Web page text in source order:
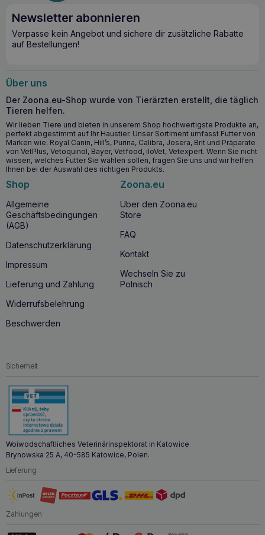
Newsletter abonnieren
Verpasse kein Angebot und sichere dir zusätzliche Rabatte
auf Bestellungen!
Über uns
Der Zoona.eu-Shop wurde von Tierärzten erstellt, die täglich
Tieren helfen.
Wir lieben Tiere und bieten in unserem Shop hochwertigste Produkte an,
perfekt abgestimmt auf Ihr Haustier. Unser Sortiment umfasst Futter von
Marken wie: Royal Canin, Hill’s, Purina, Calibra, Josera, Brit und Präparate
von VetPlus, Vetoquinol, Bayer, Vetfood, iloVet, Vetexpert. Wenn Sie nicht
wissen, welches Futter Sie wählen sollen, fragen Sie uns und wir helfen
Ihnen bei der Auswahl des richtigen Produkts.
Shop
Allgemeine
Geschäftsbedingungen
(AGB)
Datenschutzerklärung
Impressum
Lieferung und Zahlung
Widerrufsbelehrung
Beschwerden
Zoona.eu
Über den Zoona.eu
Store
FAQ
Kontakt
Wechseln Sie zu
Polnisch
Sicherheit
Woiwodschaftliches Veterinärinspektorat in Katowice
Brynowska 25 A, 40-585 Katowice, Polen.
Lieferung
Zahlungen